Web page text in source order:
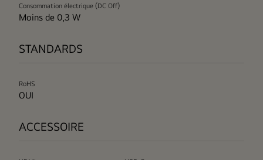
Consommation électrique (DC Off)
Moins de 0,3 W
STANDARDS
RoHS
OUI
ACCESSOIRE